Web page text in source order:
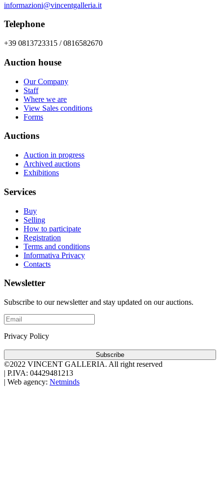
informazioni@vincentgalleria.it
Telephone
+39 0813723315 / 0816582670
Auction house
Our Company
Staff
Where we are
View Sales conditions
Forms
Auctions
Auction in progress
Archived auctions
Exhibitions
Services
Buy
Selling
How to participate
Registration
Terms and conditions
Informativa Privacy
Contacts
Newsletter
Subscribe to our newsletter and stay updated on our auctions.
Privacy Policy
Subscribe
©2022 VINCENT GALLERIA. All right reserved
| P.IVA: 04429481213
| Web agency: Netminds